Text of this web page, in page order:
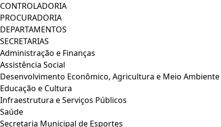
CONTROLADORIA
PROCURADORIA
DEPARTAMENTOS
SECRETARIAS
Administração e Finanças
Assistência Social
Desenvolvimento Econômico, Agricultura e Meio Ambiente
Educação e Cultura
Infraestrutura e Serviços Públicos
Saúde
Secretaria Municipal de Esportes